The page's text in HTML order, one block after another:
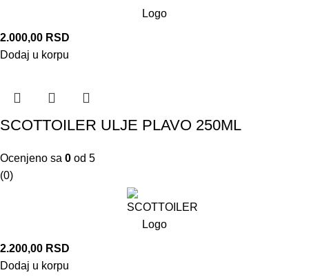
2.000,00 RSD
Dodaj u korpu
SCOTTOILER ULJE PLAVO 250ML
Ocenjeno sa 0 od 5
(0)
2.200,00 RSD
Dodaj u korpu